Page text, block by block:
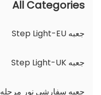
All Categories
جعبه Step Light-EU
جعبه Step Light-UK
جعبه سفارشی نور مرحله